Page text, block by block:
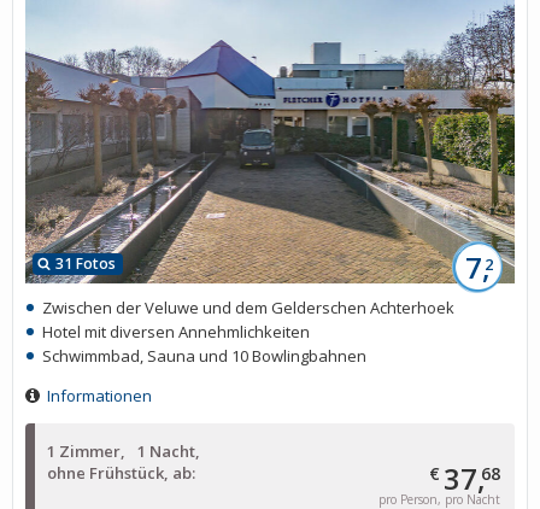
1 Zimmer
1 Nacht
ohne Frühstück, ab:
€ 37,68
pro Person, pro Nacht
31 Fotos 7,2
Zwischen der Veluwe und dem Gelderschen Achterhoek
Hotel mit diversen Annehmlichkeiten
Schwimmbad, Sauna und 10 Bowlingbahnen
Informationen